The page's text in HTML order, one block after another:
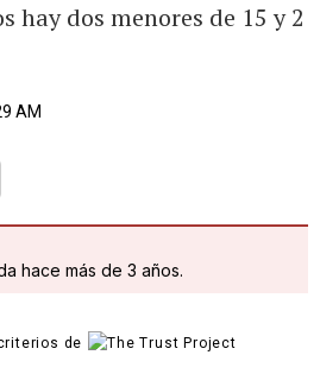
hay dos menores de 15 y 2
AM
hace más de 3 años.
de